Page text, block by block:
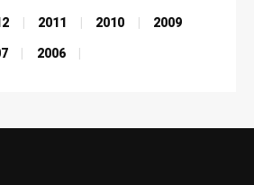
2011 2010 2009
2006